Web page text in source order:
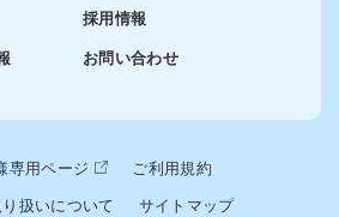
採用情報
お問い合わせ
専用ページ ご利用規約
扱いについて サイトマップ